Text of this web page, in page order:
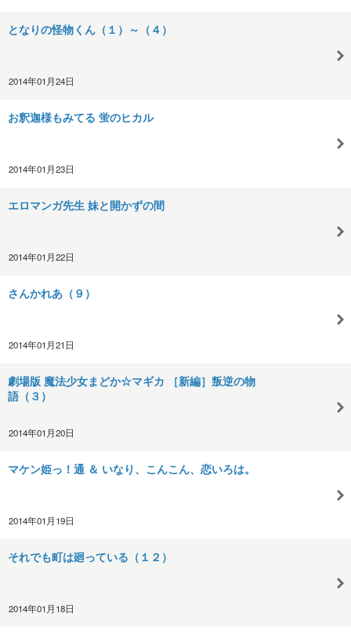
となりの怪物くん（１）～（４）
2014年01月24日
お釈迦様もみてる 蛍のヒカル
2014年01月23日
エロマンガ先生 妹と開かずの間
2014年01月22日
さんかれあ（９）
2014年01月21日
劇場版 魔法少女まどか☆マギカ ［新編］叛逆の物
語（３）
2014年01月20日
マケン姫っ！通 ＆ いなり、こんこん、恋いろは。
2014年01月19日
それでも町は廻っている（１２）
2014年01月18日